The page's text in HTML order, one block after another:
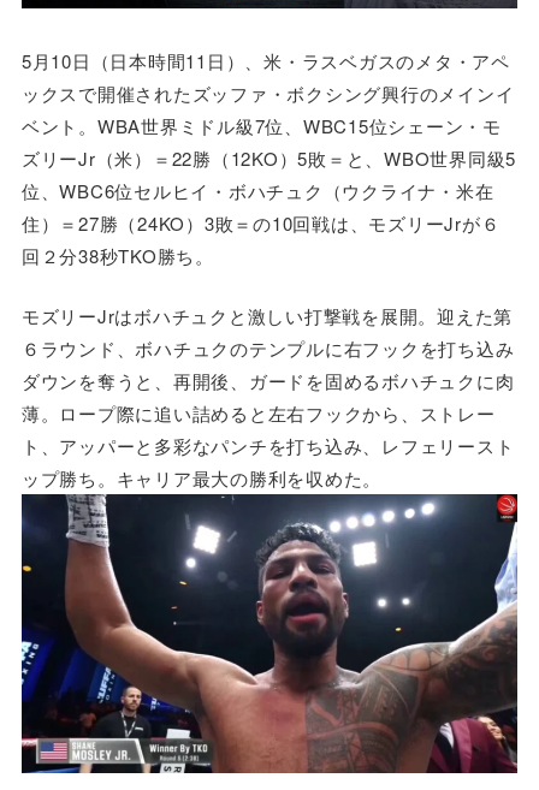
5月10日（日本時間11日）、米・ラスベガスのメタ・アペ
ックスで開催されたズッファ・ボクシング興行のメインイ
ベント。WBA世界ミドル級7位、WBC15位シェーン・モ
ズリーJr（米）＝22勝（12KO）5敗＝と、WBO世界同級5
位、WBC6位セルヒイ・ボハチュク（ウクライナ・米在
住）＝27勝（24KO）3敗＝の10回戦は、モズリーJrが６
回２分38秒TKO勝ち。
モズリーJrはボハチュクと激しい打撃戦を展開。迎えた第
６ラウンド、ボハチュクのテンプルに右フックを打ち込み
ダウンを奪うと、再開後、ガードを固めるボハチュクに肉
薄。ロープ際に追い詰めると左右フックから、ストレー
ト、アッパーと多彩なパンチを打ち込み、レフェリースト
ップ勝ち。キャリア最大の勝利を収めた。